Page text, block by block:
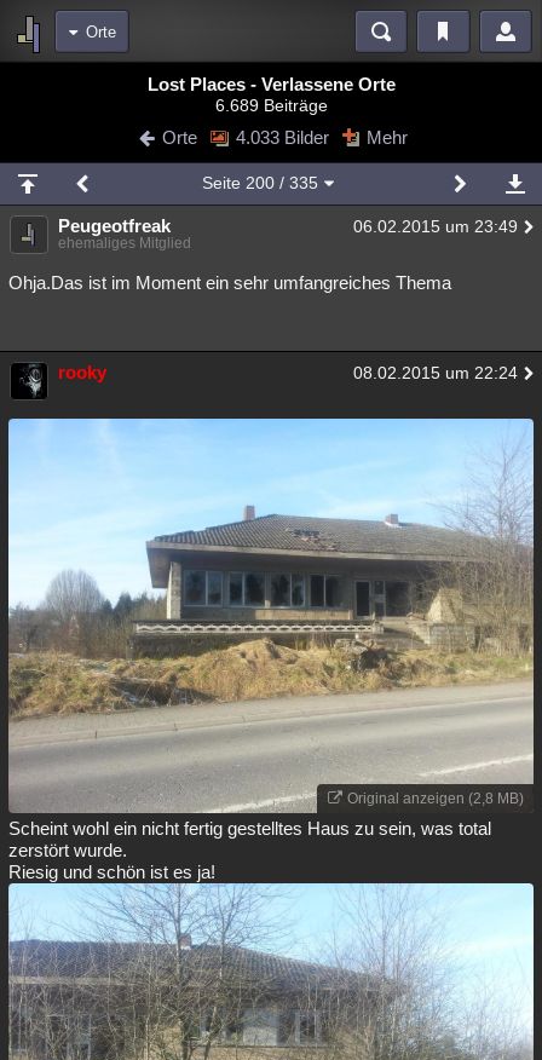
Orte
Blogs Videos
Chat Wiki Neuigkeiten
meine Rubriken
Menschen Wissenschaft Mystery Kriminalfälle
Spiritualität Verschwörungen Technologie Ufologie
weitere Rubriken
Philosophie
English
Besucht Teilgenommen Geschlossen
Lesenswert Schlüsselwörter
Lost Places - Verlassene Orte
6.689 Beiträge
Orte 4.033 Bilder Mehr
Seite 200/ 335
Peugeotfreak 06.02.2015 um 23:49
ehemaliges Mitglied
Ohja.Das ist im Moment ein sehr umfangreiches Thema
rooky 08.02.2015 um 22:24
Original anzeigen (2,8 MB)
Scheint wohl ein nicht fertig gestelltes Haus zu sein, was total
zerstört wurde.
Riesig und schön ist es ja!